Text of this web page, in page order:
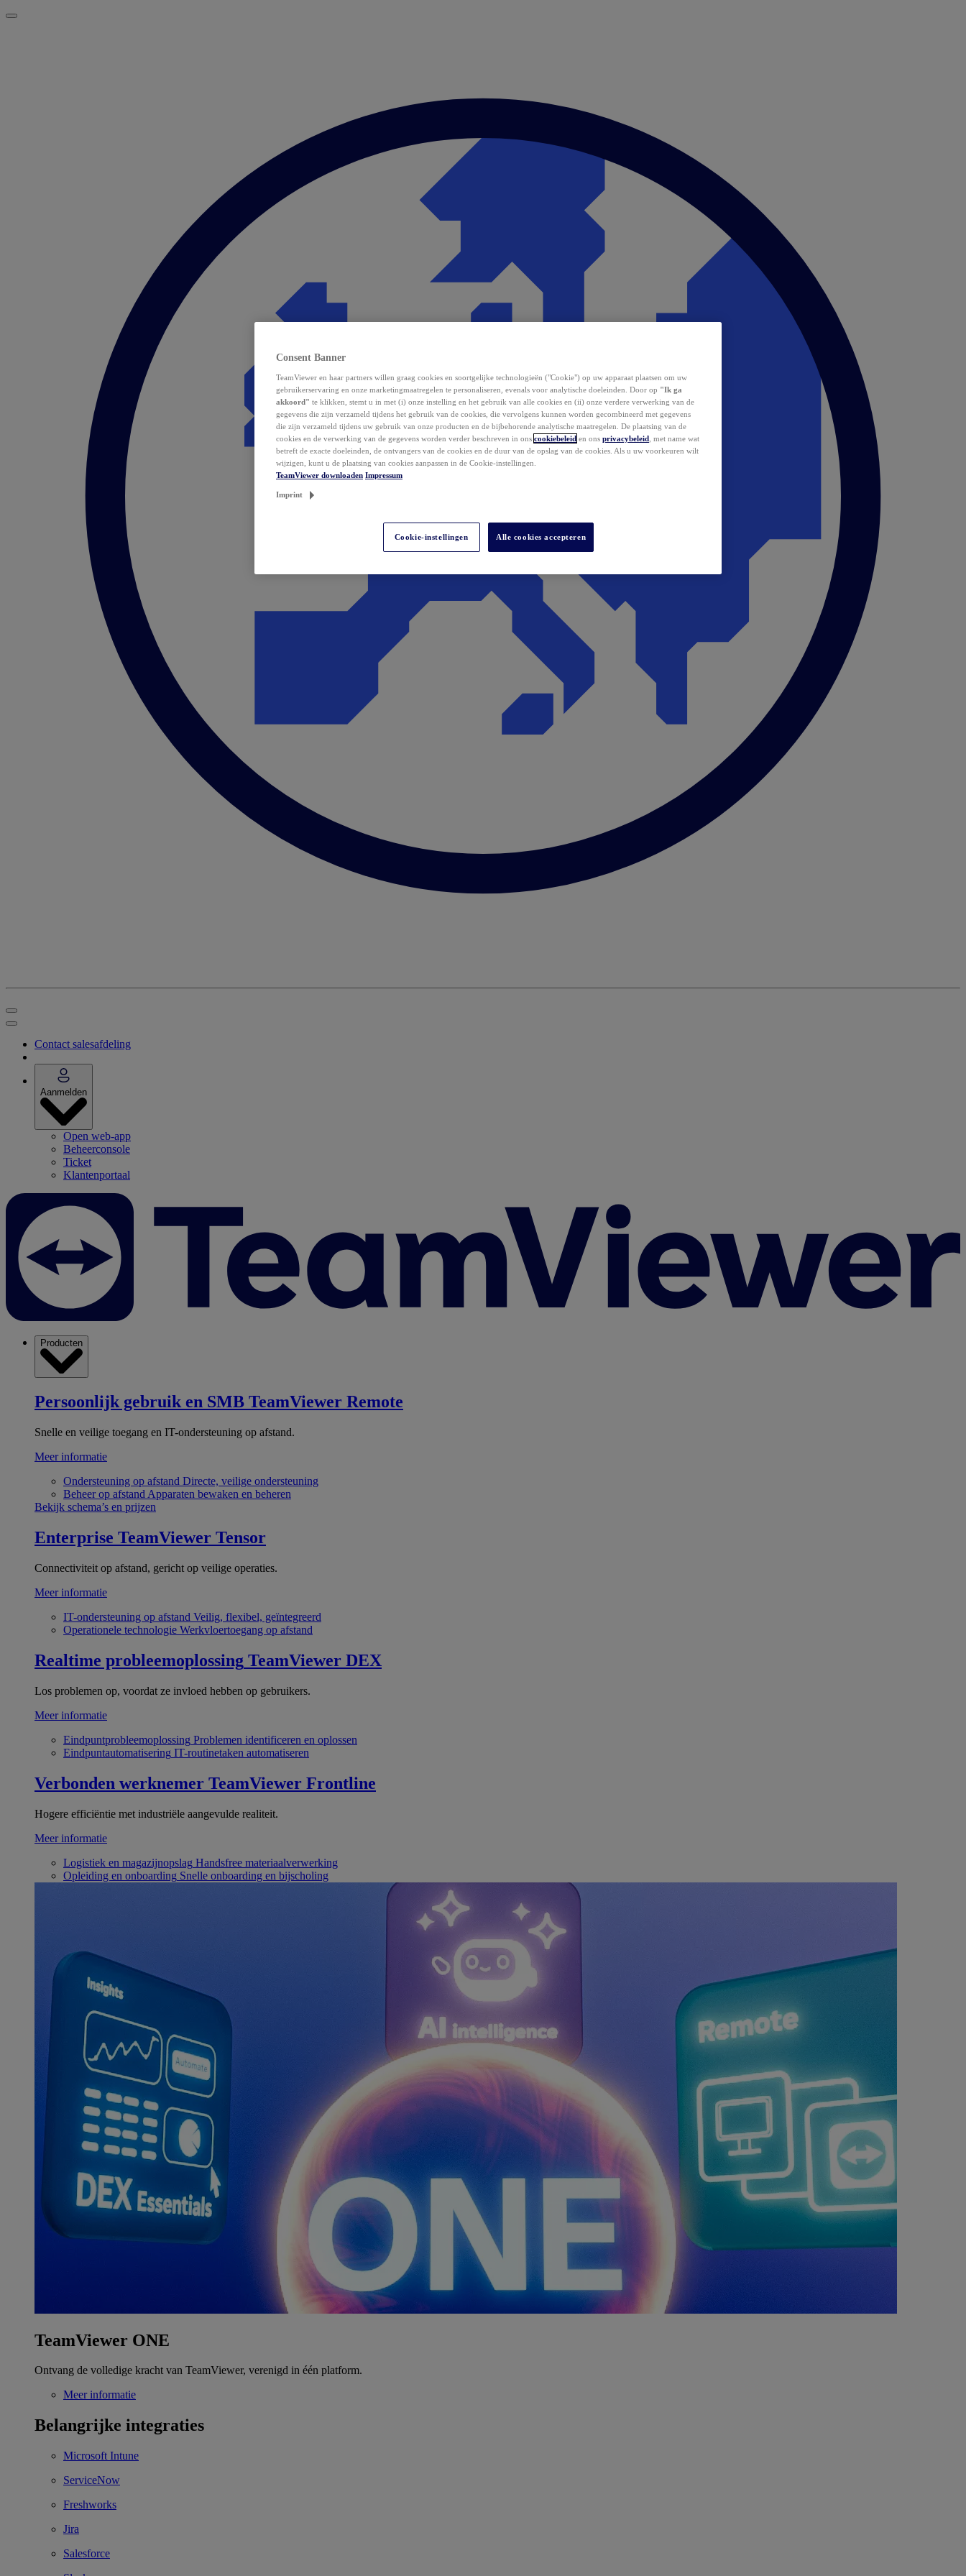
Contact salesafdeling
Aanmelden
Open web-app
Beheerconsole
Ticket
Klantenportaal
Producten
Persoonlijk gebruik en SMB TeamViewer Remote
Snelle en veilige toegang en IT-ondersteuning op afstand.
Meer informatie
Ondersteuning op afstand Directe, veilige ondersteuning
Beheer op afstand Apparaten bewaken en beheren
Bekijk schema’s en prijzen
Enterprise TeamViewer Tensor
Connectiviteit op afstand, gericht op veilige operaties.
Meer informatie
IT-ondersteuning op afstand Veilig, flexibel, geïntegreerd
Operationele technologie Werkvloertoegang op afstand
Realtime probleemoplossing TeamViewer DEX
Los problemen op, voordat ze invloed hebben op gebruikers.
Meer informatie
Eindpuntprobleemoplossing Problemen identificeren en oplossen
Eindpuntautomatisering IT-routinetaken automatiseren
Verbonden werknemer TeamViewer Frontline
Hogere efficiëntie met industriële aangevulde realiteit.
Meer informatie
Logistiek en magazijnopslag Handsfree materiaalverwerking
Opleiding en onboarding Snelle onboarding en bijscholing
TeamViewer ONE
Ontvang de volledige kracht van TeamViewer, verenigd in één platform.
Meer informatie
Belangrijke integraties
Microsoft Intune
ServiceNow
Freshworks
Jira
Salesforce
Consent Banner
TeamViewer en haar partners willen graag cookies en soortgelijke technologieën ("Cookie") op uw apparaat plaatsen om uw
gebruikerservaring en onze marketingmaatregelen te personaliseren, evenals voor analytische doeleinden. Door op "Ik ga
akkoord" te klikken, stemt u in met (i) onze instelling en het gebruik van alle cookies en (ii) onze verdere verwerking van de
gegevens die zijn verzameld tijdens het gebruik van de cookies, die vervolgens kunnen worden gecombineerd met gegevens
die zijn verzameld tijdens uw gebruik van onze producten en de bijbehorende analytische maatregelen. De plaatsing van de
cookies en de verwerking van de gegevens worden verder beschreven in ons cookiebeleid en ons privacybeleid , met name wat
betreft de exacte doeleinden, de ontvangers van de cookies en de duur van de opslag van de cookies. Als u uw voorkeuren wilt
wijzigen, kunt u de plaatsing van cookies aanpassen in de Cookie-instellingen.
TeamViewer downloaden Impressum
Imprint
Cookie-instellingen Alle cookies accepteren